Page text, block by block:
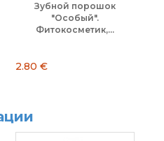
Зубной порошок
"Особый".
Фитокосметик,...
2.80 €